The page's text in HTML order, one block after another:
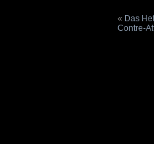
« Das
Contre-